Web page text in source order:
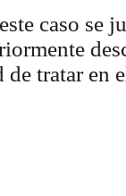
caso se
de tratar en